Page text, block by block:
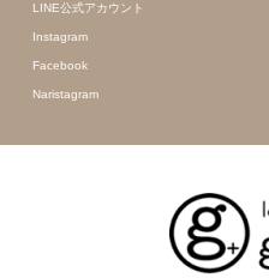
LINE公式アカウント
Instagram
Facebook
Naristagram